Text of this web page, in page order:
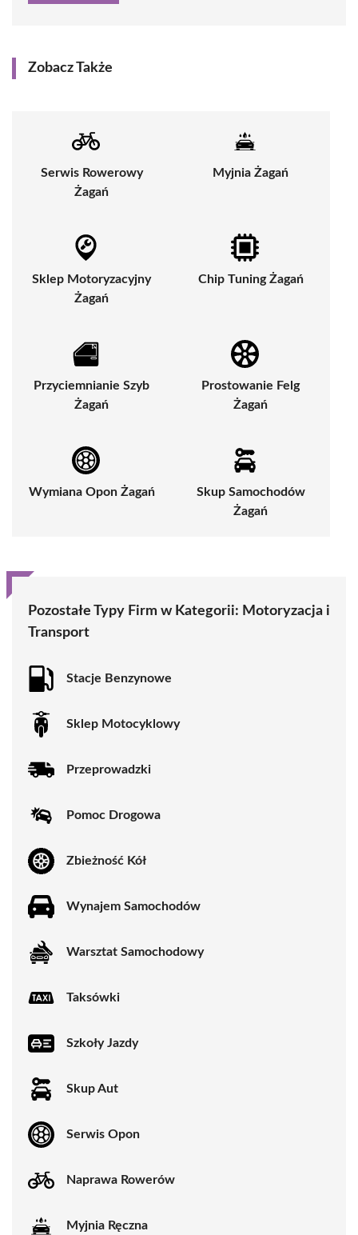
Zobacz Także
Serwis Rowerowy
Żagań
Myjnia Żagań
Sklep Motoryzacyjny
Żagań
Chip Tuning Żagań
Przyciemnianie Szyb
Żagań
Prostowanie Felg
Żagań
Wymiana Opon Żagań
Skup Samochodów
Żagań
Pozostałe Typy Firm w Kategorii: Motoryzacja i
Transport
Stacje Benzynowe
Sklep Motocyklowy
Przeprowadzki
Pomoc Drogowa
Zbieżność Kół
Wynajem Samochodów
Warsztat Samochodowy
Taksówki
Szkoły Jazdy
Skup Aut
Serwis Opon
Naprawa Rowerów
Myjnia Ręczna